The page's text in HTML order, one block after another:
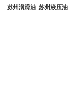
苏州润滑油 苏州液压油